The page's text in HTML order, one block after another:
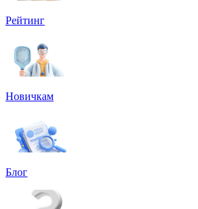
Рейтинг
Новичкам
Блог